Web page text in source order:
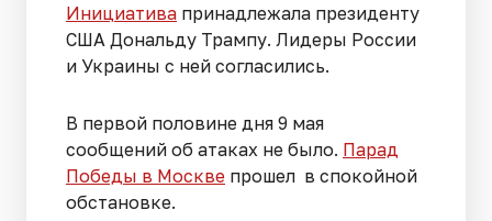
Инициатива принадлежала президенту
США Дональду Трампу. Лидеры России
и Украины с ней согласились.
В первой половине дня 9 мая
сообщений об атаках не было. Парад
Победы в Москве прошел в спокойной
обстановке.